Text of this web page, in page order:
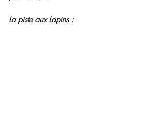
La piste aux Lapins :